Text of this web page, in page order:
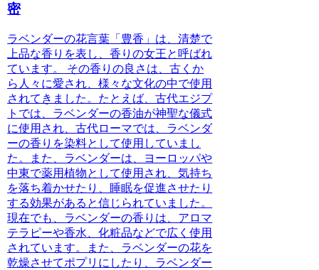
密
ラベンダーの花言葉「豊香」は、清楚で
上品な香りを表し、香りの女王と呼ばれ
ています。
その香りの良さは、古くか
ら人々に愛され、様々な文化の中で使用
されてきました。たとえば、古代エジプ
トでは、ラベンダーの香油が神聖な儀式
に使用され、古代ローマでは、ラベンダ
ーの香りを染料として使用していまし
た。また、ラベンダーは、ヨーロッパや
中東で薬用植物として使用され、気持ち
を落ち着かせたり、睡眠を促進させたり
する効果があると信じられていました。
現在でも、ラベンダーの香りは、アロマ
テラピーや香水、化粧品などで広く使用
されています。また、ラベンダーの花を
乾燥させてポプリにしたり、ラベンダー